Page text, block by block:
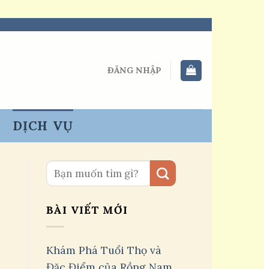
ĐĂNG NHẬP
DỊCH VỤ
BÀI VIẾT MỚI
Khám Phá Tuổi Thọ và